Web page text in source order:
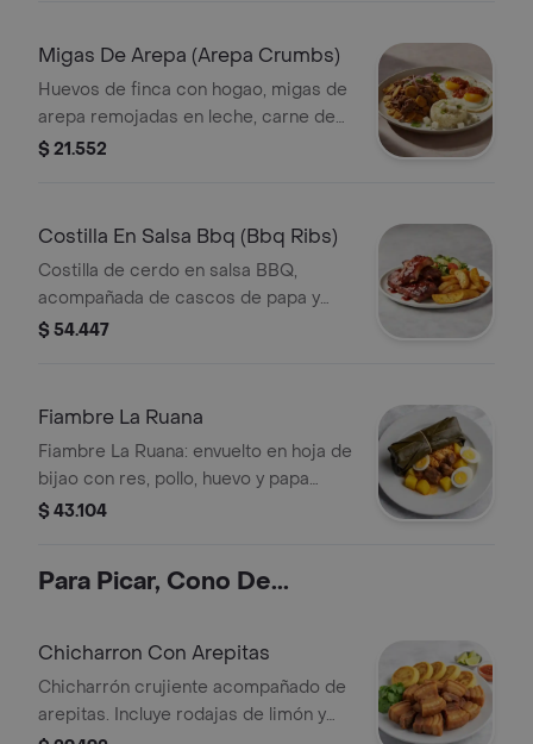
Migas De Arepa (Arepa Crumbs)
Huevos de finca con hogao, migas de
arepa remojadas en leche, carne de
res y daditos de queso blanco.
$ 21.552
Costilla En Salsa Bbq (Bbq Ribs)
Costilla de cerdo en salsa BBQ,
acompañada de cascos de papa y
ensalada. Porción de 400g.
$ 54.447
Fiambre La Ruana
Fiambre La Ruana: envuelto en hoja de
bijao con res, pollo, huevo y papa
sudada.
$ 43.104
Para Picar, Cono De...
Chicharron Con Arepitas
Chicharrón crujiente acompañado de
arepitas. Incluye rodajas de limón y